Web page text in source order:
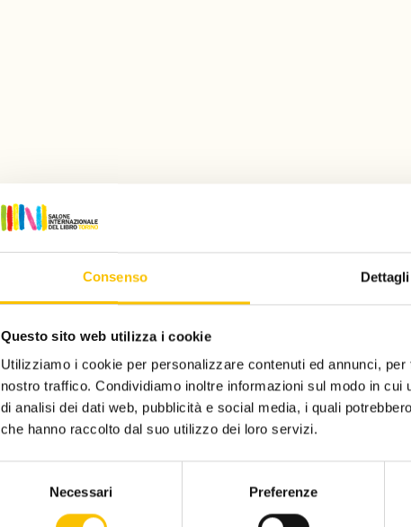
Consenso Dettagli
Questo sito web utilizza i cookie
Utilizziamo i cookie per personalizzare contenuti ed annunci,
nostro traffico. Condividiamo inoltre informazioni sul modo in
di analisi dei dati web, pubblicità e social media, i quali
che hanno raccolto dal suo utilizzo dei loro servizi.
Necessari Preferenze